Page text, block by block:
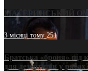
МАТЕРИНСЬКИЙ
3 місяці тому251
Братська «броня»
для дезертирів у